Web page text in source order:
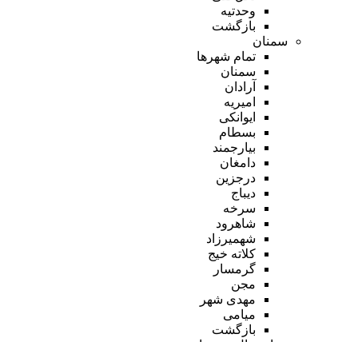
وحدتیه
بازگشت
سمنان
تمام شهر‌ها
سمنان
آرادان
امیریه
ایوانکی
بسطام
بیارجمند
دامغان
درجزین
دیباج
سرخه
شاهرود
شهمیرزاد
کلاته خیج
گرمسار
مجن
مهدی شهر
میامی
بازگشت